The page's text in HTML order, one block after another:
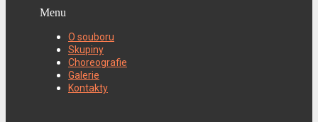
Menu
O souboru
Skupiny
Choreografie
Galerie
Kontakty